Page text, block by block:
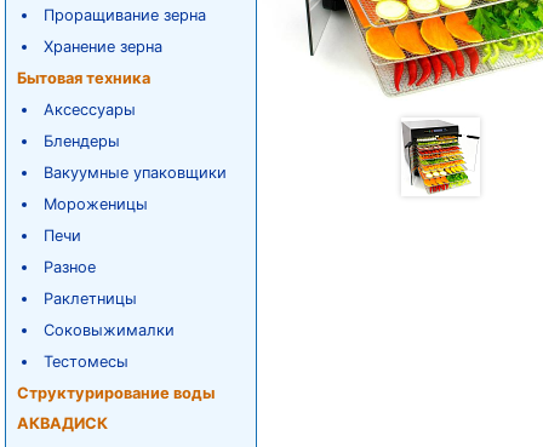
Проращивание зерна
Хранение зерна
Бытовая техника
Аксессуары
Блендеры
Вакуумные упаковщики
Мороженицы
Печи
Разное
Раклетницы
Соковыжималки
Тестомесы
Структурирование воды
АКВАДИСК